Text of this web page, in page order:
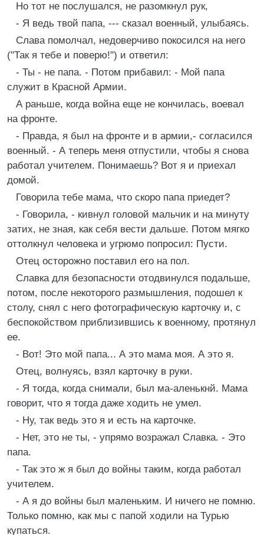
Но тот не послушался, не разомкнул рук,
- Я ведь твой папа, --- сказал военный, улыбаясь.
Слава помолчал, недоверчиво покосился на него
("Так я тебе и поверю!") и ответил:
- Ты - не папа. - Потом прибавил: - Мой папа
служит в Красной Армии.
А раньше, когда война еще не кончилась, воевал
на фронте.
- Правда, я был на фронте и в армии,- согласился
военный. - А теперь меня отпустили, чтобы я снова
работал учителем. Понимаешь? Вот я и приехал
домой.
Говорила тебе мама, что скоро папа приедет?
- Говорила, - кивнул головой мальчик и на минуту
затих, не зная, как себя вести дальше. Потом мягко
оттолкнул человека и угрюмо попросил: Пусти.
Отец осторожно поставил его на пол.
Славка для безопасности отодвинулся подальше,
потом, после некоторого размышления, подошел к
столу, снял с него фотографическую карточку и, с
беспокойством приблизившись к военному, протянул
ее.
- Вот! Это мой папа... А это мама моя. А это я.
Отец, волнуясь, взял карточку в руки.
- Я тогда, когда снимали, был ма-аленькнй. Мама
говорит, что я тогда даже ходить не умел.
- Ну, так ведь это я и есть на карточке.
- Нет, это не ты, - упрямо возражал Славка. - Это
папа.
- Так это ж я был до войны таким, когда работал
учителем.
- А я до войны был маленьким. И ничего не помню.
Только помню, как мы с папой ходили на Турью
купаться.